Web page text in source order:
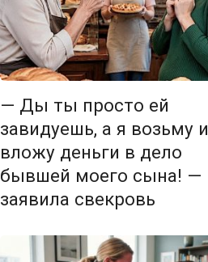
— Ды ты просто ей
завидуешь, а я возьму и
вложу деньги в дело
бывшей моего сына! —
заявила свекровь